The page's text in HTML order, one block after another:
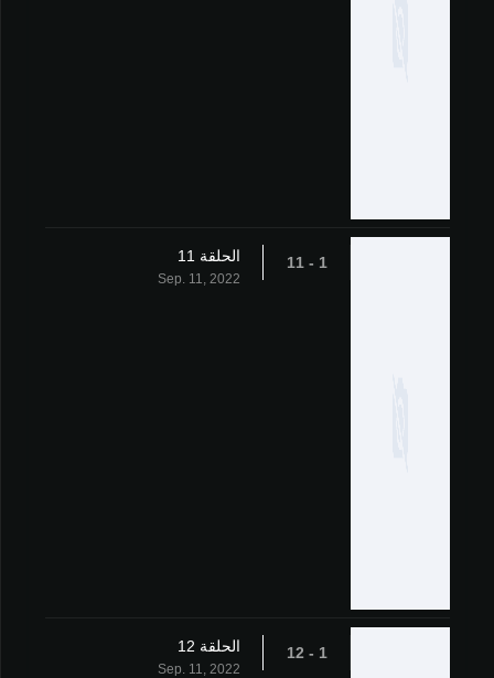
1 - 11 الحلقة 11
Sep. 11, 2022
1 - 12 الحلقة 12
Sep. 11, 2022